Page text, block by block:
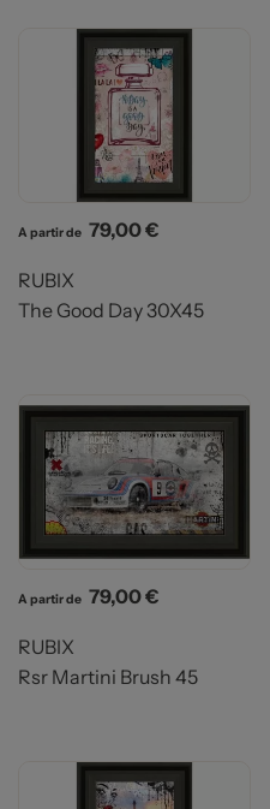
A partir de Prix
79,00 €
RUBIX
The Good Day 30X45
A partir de Prix
79,00 €
RUBIX
Rsr Martini Brush 45